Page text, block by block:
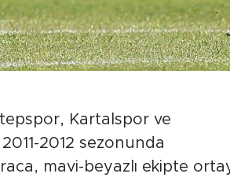
Kartalspor ve
2012 sezonunda
mavi-beyazlı ekipte